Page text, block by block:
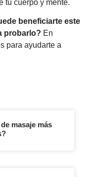
tu cuerpo y mente.
beneficiarte este
probarlo? En
para ayudarte a
masaje más